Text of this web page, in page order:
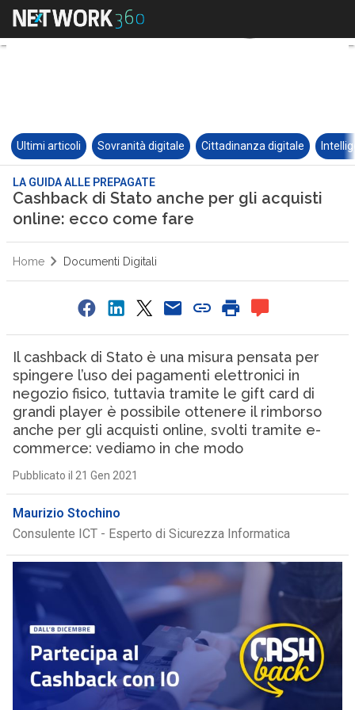
Ultimi articoli Sovranità digitale Cittadinanza digitale
LA GUIDA ALLE PREPAGATE
Cashback di Stato anche per gli acquisti
online: ecco come fare
Home Documenti Digitali
Il cashback di Stato è una misura pensata per
spingere l’uso dei pagamenti elettronici in
negozio fisico, tuttavia tramite le gift card di
grandi player è possibile ottenere il rimborso
anche per gli acquisti online, svolti tramite e-
commerce: vediamo in che modo
Pubblicato il 21 Gen 2021
Maurizio Stochino
Consulente ICT - Esperto di Sicurezza Informatica